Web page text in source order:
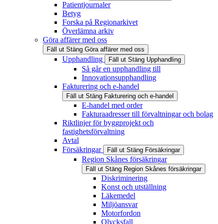
Patientjournaler
Betyg
Forska på Regionarkivet
Överlämna arkiv
Göra affärer med oss
Fäll ut Stäng Göra affärer med oss
Upphandling Fäll ut Stäng Upphandling
Så går en upphandling till
Innovationsupphandling
Fakturering och e-handel
Fäll ut Stäng Fakturering och e-handel
E-handel med order
Fakturaadresser till förvaltningar och bolag
Riktlinjer för byggprojekt och
fastighetsförvaltning
Avtal
Försäkringar
Fäll ut Stäng Försäkringar
Region Skånes försäkringar
Fäll ut Stäng Region Skånes försäkringar
Diskriminering
Konst och utställning
Läkemedel
Miljöansvar
Motorfordon
Olycksfall